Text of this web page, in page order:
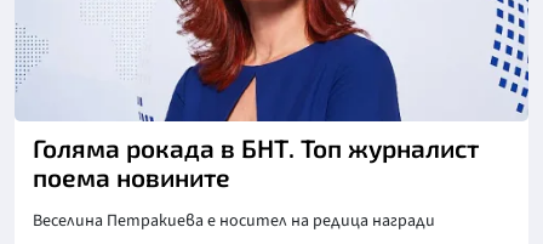
Голяма рокада в БНТ. Топ журналист
поема новините
Веселина Петракиева е носител на редица награди